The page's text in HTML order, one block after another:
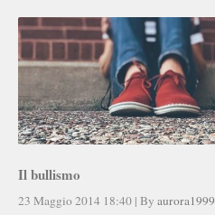
Il bullismo
23 Maggio 2014 18:40 | By aurora1999